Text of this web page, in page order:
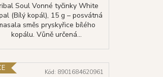
Soul Vonné tyčinky White
(Bílý kopál), 15 g – posvátná
směs pryskyřice bílého
kopálu. Vůně určená...
Kód: 8901684620961